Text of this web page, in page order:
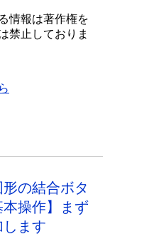
情報は著作権を
禁止しておりま
の結合ボタ
操作】まず
ます